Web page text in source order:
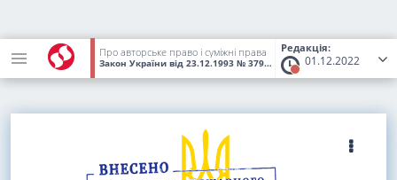
Редакція:
01.12.2022
Про авторське право і суміжні права
Закон України від 23.12.1993 № 3792-XII (Статус:Втратив